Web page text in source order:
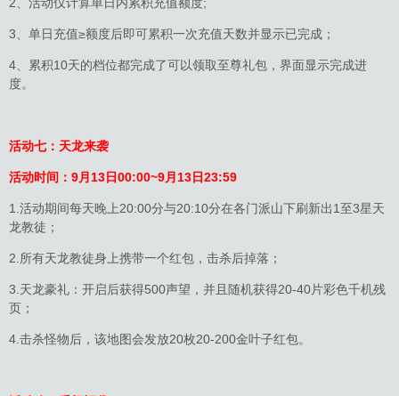
3、单日充值≥额度后即可累积一次充值天数并显示已完成；
4、累积10天的档位都完成了可以领取至尊礼包，界面显示完成进
度。
活动七：天龙来袭
活动时间：9月13日00:00~9月13日23:59
1.活动期间每天晚上20:00分与20:10分在各门派山下刷新出1至3星天
龙教徒；
2.所有天龙教徒身上携带一个红包，击杀后掉落；
3.天龙豪礼：开启后获得500声望，并且随机获得20-40片彩色千机残
页；
4.击杀怪物后，该地图会发放20枚20-200金叶子红包。